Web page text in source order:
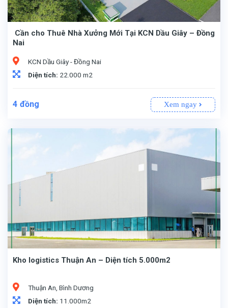
Cần cho Thuê Nhà Xưởng Mới Tại KCN Dầu Giây – Đồng
Nai
KCN Dầu Giây - Đồng Nai
Diện tích: 22.000 m2
4 đồng Xem ngay
Kho logistics Thuận An – Diện tích 5.000m2
Thuận An, Bình Dương
Diện tích: 11.000m2